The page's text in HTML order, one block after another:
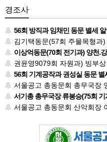
경조사
56회 방직과 임채민 동문 별세 알
김기택동문(57회 주물목형과) 전 서
이상억동문(70회 전기과) 양천.
권윤영9079회 자원과) 빙부상
56회 기계공작과 권성실 동문 별
서울공고 총동문회 총무국장
서기총 총무국장 류봉승(75회 기
서울공고 총동문회 산악회장 이